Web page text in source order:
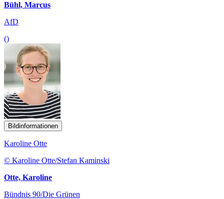
Bühl, Marcus
AfD
()
Bildinformationen
Karoline Otte
© Karoline Otte/Stefan Kaminski
Otte, Karoline
Bündnis 90/Die Grünen